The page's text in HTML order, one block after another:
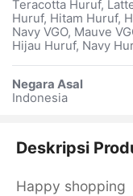
Teracotta Huruf,
Huruf, Hitam Huruf,
Navy VGO, Mauve
Hijau Huruf, Navy
Negara Asal
Indonesia
Deskripsi
Happy shopping